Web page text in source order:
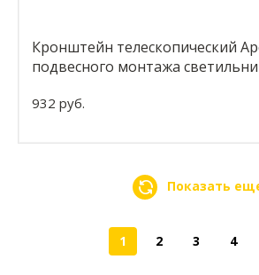
Кронштейн телескопический
подвесного монтажа
932 руб.
Показать
1 2 3 4